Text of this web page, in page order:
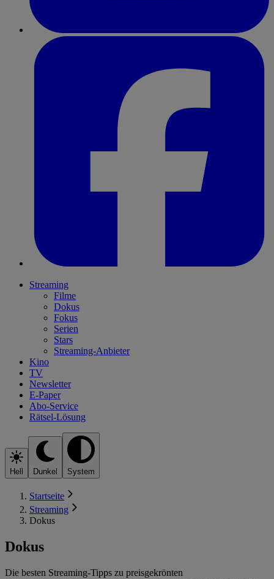
Streaming
Filme
Dokus
Fokus
Serien
Stars
Streaming-Anbieter
Kino
TV
Newsletter
E-Paper
Abo-Service
Rätsel-Lösung
Hell Dunkel System
Startseite
Streaming
Dokus
Dokus
Die besten Streaming-Tipps zu preisgekrönten